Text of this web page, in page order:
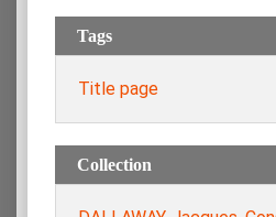
Tags
Title page
Collection